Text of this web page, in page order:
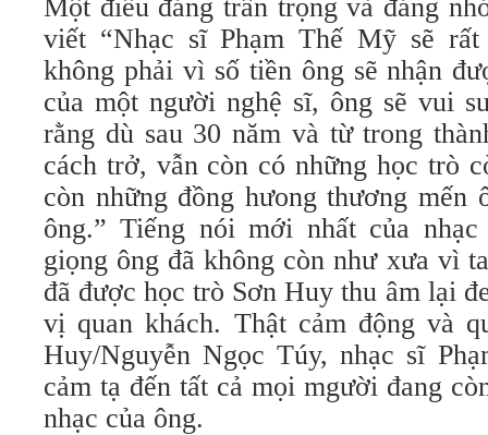
Một điều đáng trân trọng và đáng
viết “Nhạc sĩ Phạm Thế Mỹ sẽ
không phải vì số tiền ông sẽ nhận
của một người nghệ sĩ, ông sẽ vui
rằng dù sau 30 năm và từ trong
cách trở, vẫn còn có những học trò
còn những đồng hưong thương mến
ông.” Tiếng nói mới nhất của
giọng ông đã không còn như xưa vì
đã được học trò Sơn Huy thu âm lại
vị quan khách. Thật cảm động và
Huy/Nguyễn Ngọc Túy, nhạc sĩ
cảm tạ đến tất cả mọi mgười đang
nhạc của ông.